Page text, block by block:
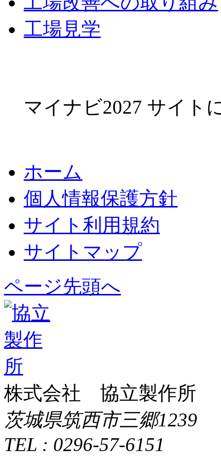
工場見学
マイナビ2027 サイト
ホーム
個人情報保護方針
サイト利用規約
サイトマップ
ページ先頭へ
株式会社 協立製作所
茨城県筑西市三郷1239
TEL : 0296-57-6151